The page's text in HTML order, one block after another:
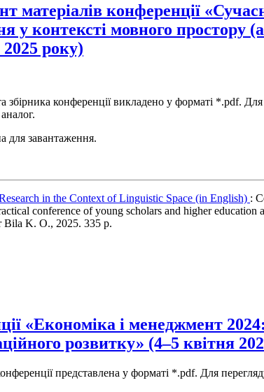
матеріалів конференції
у контексті мовного простору
року)
збірника конференції викладено у форматі *.pdf.
для завантаження.
in the Context of Linguistic Space (in English) :
conference of young scholars and higher education
Bila K. O., 2025. 335 p.
«Економіка і менеджмент
розвитку» (4–5 квітня
представлена у форматі *.pdf. Для